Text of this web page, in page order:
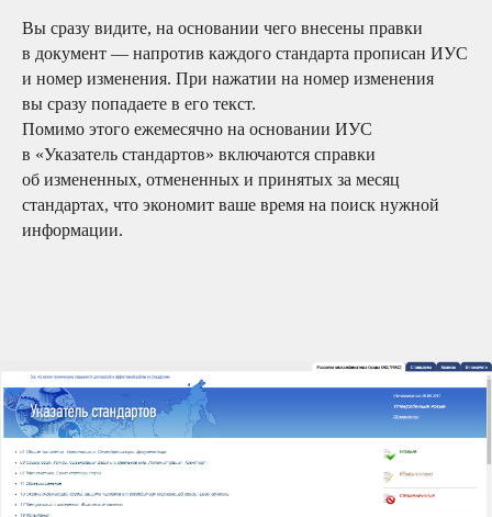
Вы сразу видите, на основании чего внесены правки
в документ — напротив каждого стандарта прописан ИУС
и номер изменения. При нажатии на номер изменения
вы сразу попадаете в его текст.
Помимо этого ежемесячно на основании ИУС
в «Указатель стандартов» включаются справки
об измененных, отмененных и принятых за месяц
стандартах, что экономит ваше время на поиск нужной
информации.